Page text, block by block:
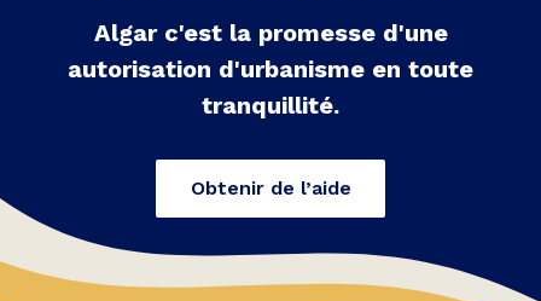
Algar c'est la promesse d'une
autorisation d'urbanisme en toute
tranquillité.
Obtenir de l’aide